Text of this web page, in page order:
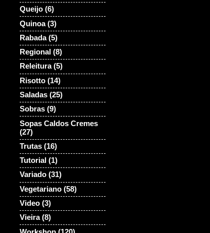
Queijo (6)
Quinoa (3)
Rabada (5)
Regional (8)
Releitura (5)
Risotto (14)
Saladas (25)
Sobras (9)
Sopas Caldos Cremes
(27)
Trutas (16)
Tutorial (1)
Variado (31)
Vegetariano (58)
Video (3)
Vieira (8)